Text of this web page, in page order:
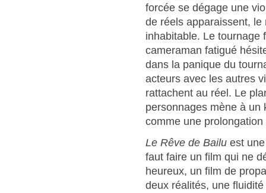
forcée se dégage une
de réels apparaissent, le
inhabitable. Le tournage
cameraman fatigué
dans la panique du
acteurs avec les autres
rattachent au réel. Le
personnages mène à un
comme une
Le Rêve de Bailu est
faut faire un film qui ne
heureux, un film de
deux réalités, une